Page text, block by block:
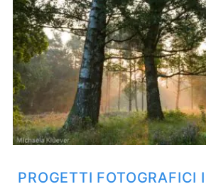
PROGETTI FOTOGRAFICI